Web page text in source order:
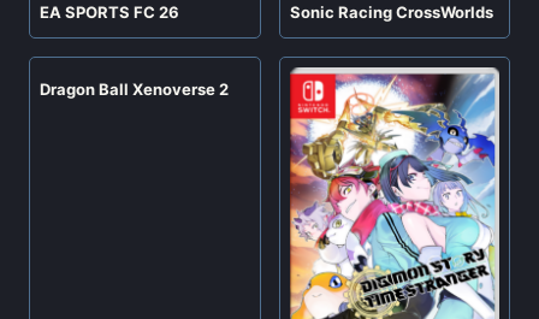
EA SPORTS FC 26 Sonic Racing CrossWorlds
Dragon Ball Xenoverse 2